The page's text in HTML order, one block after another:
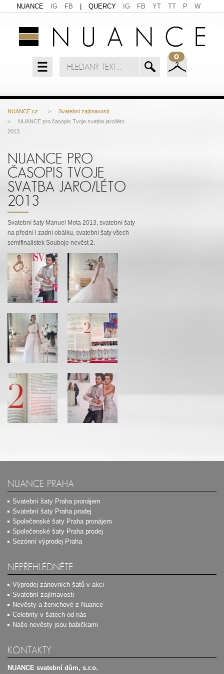
NUANCE IG FB QUERCY IG FB YT TT P W
0
NUANCE.cz > Svatební zajímavosti
> NUANCE pro časopis Tvoje svatba jaro/léto
2013
NUANCE PRO
ČASOPIS TVOJE
SVATBA JARO/LÉTO
2013
Svatební šaty Manuel Mota 2013, svatební šaty
na přední i zadní obálku, svatební šaty všech
semifinalistek Souboje nevěst 2.
NUANCE PRAHA
Svatební šaty Praha pronájem
Svatební šaty Praha prodej
Společenské šaty Praha pronájem
Společenské šaty Praha prodej
Sezónní výprodej Praha
NEPŘEHLÉDNĚTE
Výprodej zánovních šatů v akci
Svatební zajímavosti
Nevěsty a ženichové z Nuance
Celebrity v šatech od nás
Naše nevěsty jsou babičkami
KONTAKTY
NUANCE svatební dům, s.r.o.